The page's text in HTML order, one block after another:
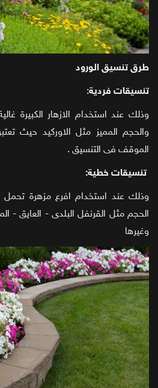
طرق تنسيق الورود
تنسيقات فردية:
وذلك عند استخدام الازهار الكبيرة
والحجم المميز مثل الاوركيد حيث
الموقف فى التنسيق .
تنسيقات خطية:
وذلك عند استخدام افرع مزهرة تحمل
الحجم مثل القرنفل البلدى - العايق -
وغيرها